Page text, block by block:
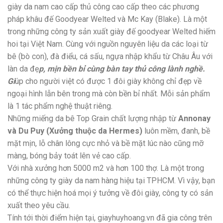
giày da nam cao cấp thủ công cao cấp theo các phương
pháp khâu đế Goodyear Welted và Mc Kay (Blake). Là một
trong những công ty sản xuất giày đế goodyear Welted hiếm
hoi tại Việt Nam. Cùng với nguồn nguyên liệu da các loại từ
bê (bò con), đà điểu, cá sấu, ngựa nhập khẩu từ Châu Âu với
làn da đẹp, mịn bền bỉ cùng bàn tay thủ công lành nghề.
Giúp cho người việt có được 1 đôi giày không chỉ đẹp về
ngoại hình lẫn bên trong mà còn bền bỉ nhất. Mỗi sản phẩm
là 1 tác phẩm nghệ thuật riêng.
Những miếng da bê Top Grain chất lượng nhập từ Annonay
và Du Puy (Xưởng thuộc da Hermes) luôn mềm, đanh, bề
mặt mịn, lỗ chân lông cực nhỏ và bề mặt lúc nào cũng mỡ
màng, bóng bảy toát lên vẻ cao cấp.
Với nhà xưởng hơn 5000 m2 và hơn 100 thợ. Là một trong
những công ty giày da nam hàng hiệu tại TPHCM. Vì vậy, bạn
có thể thực hiện hoá mọi ý tưởng về đôi giày, công ty có sản
xuất theo yêu cầu.
Tính tới thời điểm hiện tại, giayhuyhoang.vn đã gia công trên